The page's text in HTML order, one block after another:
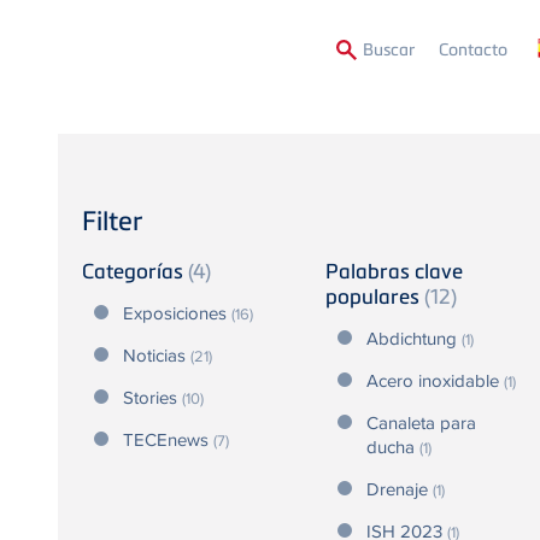
Buscar Contacto
Filter
Categorías (4)
Exposiciones (16)
Noticias (21)
Stories (10)
TECEnews (7)
Palabras clave
populares (12)
Abdichtung (1)
Acero inoxidable (1)
Canaleta para
ducha (1)
Drenaje (1)
ISH 2023 (1)